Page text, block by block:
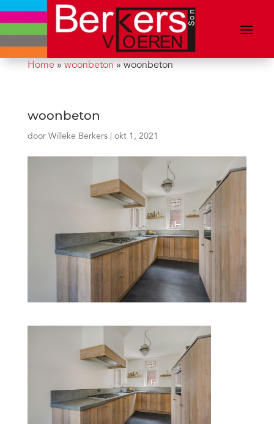
Home» woonbeton » woonbeton
woonbeton
door Willeke Berkers| okt 1, 2021